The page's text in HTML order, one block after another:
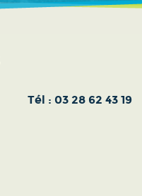
Tél : 03 28 62 43 19